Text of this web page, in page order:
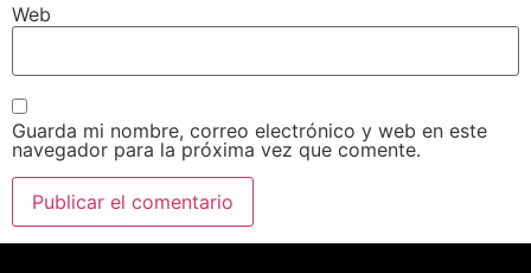
Web
Guarda mi nombre, correo electrónico y web en este
navegador para la próxima vez que comente.